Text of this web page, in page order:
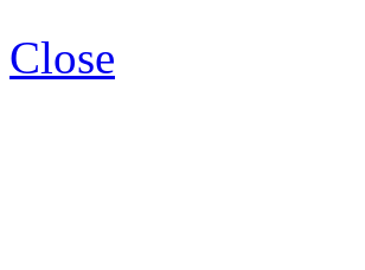
Close